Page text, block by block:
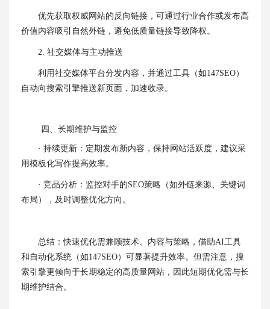
优先获取权威网站的反向链接，可通过行业合作或发布高
价值内容吸引自然外链，避免低质量链接导致降权。
2. ‌社交媒体与主动推送‌
利用社交媒体平台分发内容，并通过工具（如147SEO）
自动向搜索引擎推送新页面，加速收录。
四、长期维护与监控
· ‌持续更新‌：定期发布新内容，保持网站活跃度，建议采
用模板化写作提高效率。
· ‌竞品分析‌：监控对手的SEO策略（如外链来源、关键词
布局），及时调整优化方向。
‌总结‌：快速优化需兼顾技术、内容与策略，借助AI工具
和自动化系统（如147SEO）可显著提升效率。但需注意，搜
索引擎更倾向于长期稳定的高质量网站，因此短期优化需与长
期维护结合。